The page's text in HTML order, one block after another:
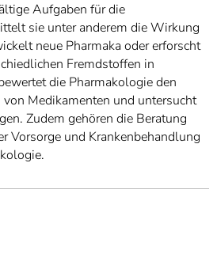
Aufgaben für die
sie unter anderem die Wirkung
neue Pharmaka oder erforscht
Fremdstoffen in
die Pharmakologie den
Medikamenten und untersucht
Zudem gehören die Beratung
Vorsorge und Krankenbehandlung